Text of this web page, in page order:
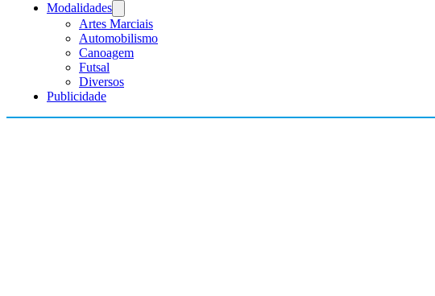
Modalidades
Artes Marciais
Automobilismo
Canoagem
Futsal
Diversos
Publicidade